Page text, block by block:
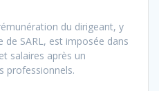
du dirigeant, y
SARL, est imposée dans
salaires après un
professionnels.